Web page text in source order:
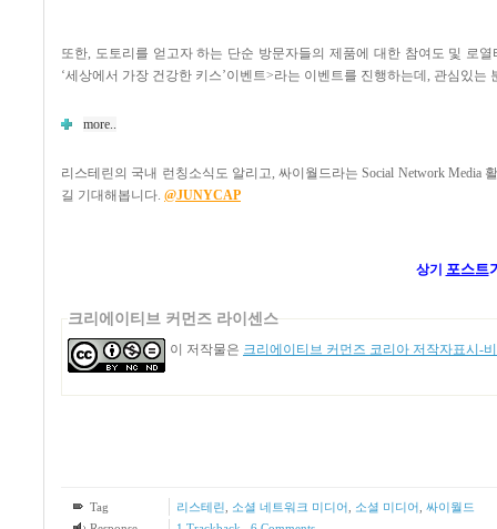
또한, 도토리를 얻고자 하는 단순 방문자들의 제품에 대한 참여도 및 로
‘세상에서 가장 건강한 키스’이벤트>라는 이벤트를 진행하는데, 관심있는
more..
리스테린의 국내 런칭소식도 알리고, 싸이월드라는 Social Network
길 기대해봅니다. @JUNYCAP
상기 포스트
크리에이티브 커먼즈 라이센스
이 저작물은 크리에이티브 커먼즈 코리아 저작자표시-
Tag 리스테린 소셜 네트워크 미디어 소셜 미디어 싸이월드